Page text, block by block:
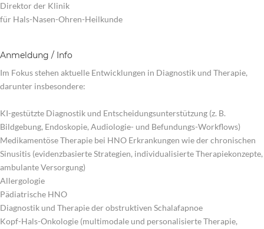
Direktor der Klinik
für Hals-Nasen-Ohren-Heilkunde
Anmeldung / Info
Im Fokus stehen aktuelle Entwicklungen in Diagnostik und Therapie,
darunter insbesondere:
KI-gestützte Diagnostik und Entscheidungsunterstützung (z. B.
Bildgebung, Endoskopie, Audiologie- und Befundungs-Workflows)
Medikamentöse Therapie bei HNO Erkrankungen wie der chronischen
Sinusitis (evidenzbasierte Strategien, individualisierte Therapiekonzepte,
ambulante Versorgung)
Allergologie
Pädiatrische HNO
Diagnostik und Therapie der obstruktiven Schalafapnoe
Kopf-Hals-Onkologie (multimodale und personalisierte Therapie,